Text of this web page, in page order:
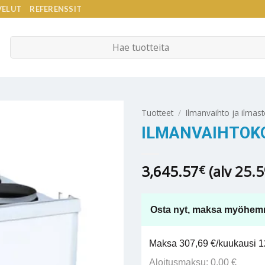
REFERENSSIT
Tuotteet / Ilmanvaihto ja
3,645.57€ (alv
Osta nyt, maksa
Maksa 307,69 €/kuukausi
Aloitusmaksu: 0,00 €